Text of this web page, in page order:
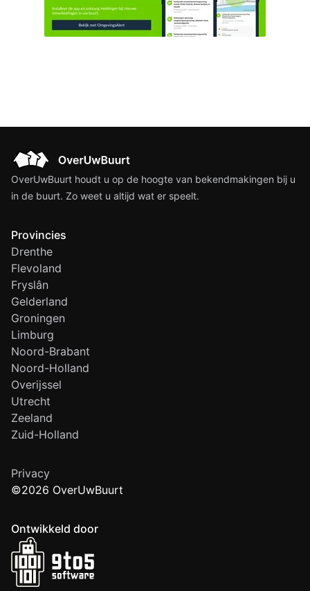
OverUwBuurt houdt u op de hoogte van bekendmakingen bij u
in de buurt. Zo weet u altijd wat er speelt.
Provincies
Drenthe
Flevoland
Fryslân
Gelderland
Groningen
Limburg
Noord-Brabant
Noord-Holland
Overijssel
Utrecht
Zeeland
Zuid-Holland
Privacy
©2026 OverUwBuurt
Ontwikkeld door